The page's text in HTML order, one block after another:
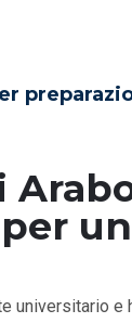
universitario e